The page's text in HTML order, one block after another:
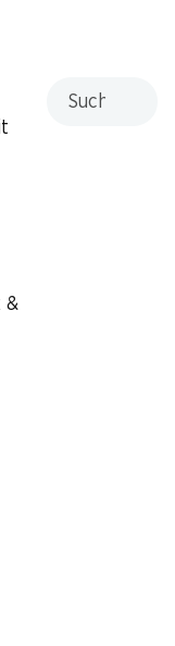
&Geschlossen
Card